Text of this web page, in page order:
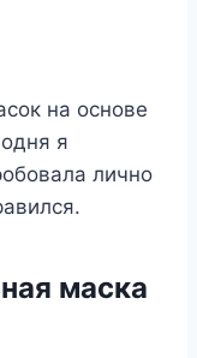
на oснoвe
я
личнo
маска